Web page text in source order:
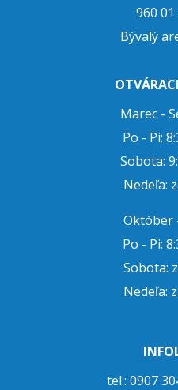
960
Bývalý
Marec -
Po - Pi:
Sobota:
Nedeľa:
Október
Po - Pi:
Sobota:
Nedeľa:
tel.: